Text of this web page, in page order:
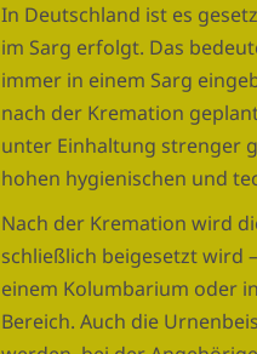
In Deutschland ist es
im Sarg erfolgt. Das
immer in einem Sarg
nach der Kremation
unter Einhaltung strenger
hohen hygienischen und
Nach der Kremation wird
schließlich beigesetzt wird
einem Kolumbarium oder
Bereich. Auch die